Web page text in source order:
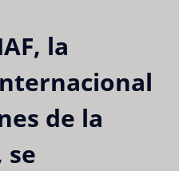
la
de la
se